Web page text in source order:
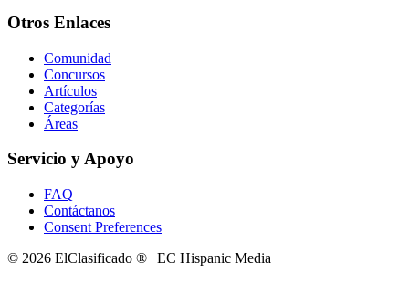
Otros Enlaces
Comunidad
Concursos
Artículos
Categorías
Áreas
Servicio y Apoyo
FAQ
Contáctanos
Consent Preferences
© 2026 ElClasificado ® | EC Hispanic Media